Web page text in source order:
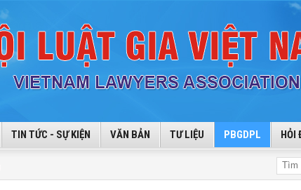
TIN TỨC - SỰ KIỆN VĂN BẢN TƯ LIỆU PBGDPL HỎI